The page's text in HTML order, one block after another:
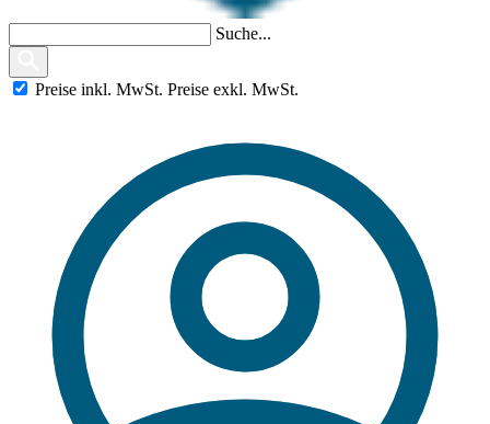
Suche...
Preise inkl. MwSt. Preise exkl. MwSt.